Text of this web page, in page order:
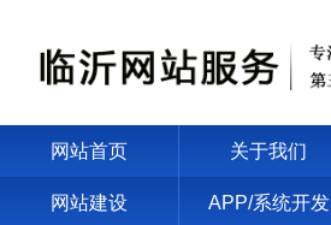
网站首页 关于我们
网站建设 APP/系统开发